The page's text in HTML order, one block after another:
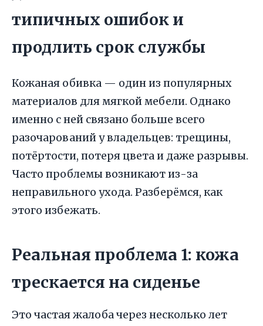
типичных ошибок и
продлить срок службы
Кожаная обивка — один из популярных
материалов для мягкой мебели. Однако
именно с ней связано больше всего
разочарований у владельцев: трещины,
потёртости, потеря цвета и даже разрывы.
Часто проблемы возникают из-за
неправильного ухода. Разберёмся, как
этого избежать.
Реальная проблема 1: кожа
трескается на сиденье
Это частая жалоба через несколько лет